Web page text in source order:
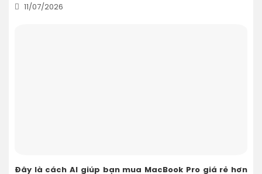
11/07/2026
Đây là cách AI giúp bạn mua MacBook Pro giá rẻ hơn